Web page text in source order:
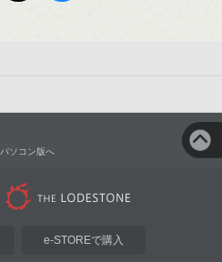
パソコン版へ
e-STOREで購入